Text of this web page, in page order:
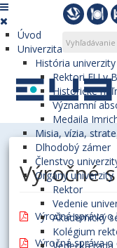
Úvod
Univerzita
História univerzity
Rektori EU v
Historické
Významní
Medaila
Misia, vízia,
Dlhodobý zámer
Členstvo
Orgány univerzity
Rektor
Vedenie
Akademický
Kolégium
Výročné
Výročná správa
Výročná správa